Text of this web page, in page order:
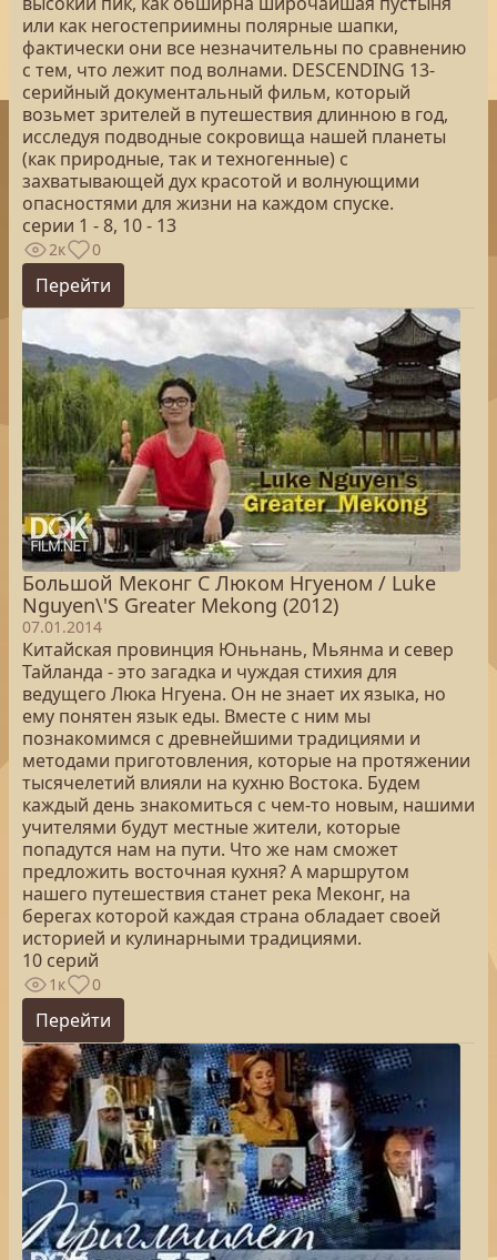
или как негостеприимны полярные шапки,
фактически они все незначительны по сравнению
с тем, что лежит под волнами. DESCENDING 13-
серийный документальный фильм, который
возьмет зрителей в путешествия длинною в год,
исследуя подводные сокровища нашей планеты
(как природные, так и техногенные) с
захватывающей дух красотой и волнующими
опасностями для жизни на каждом спуске.
серии 1 - 8, 10 - 13
2к 0
Перейти
Большой Меконг С Люком Нгуеном / Luke
Nguyen\'S Greater Mekong (2012)
07.01.2014
Китайская провинция Юньнань, Мьянма и север
Тайланда - это загадка и чуждая стихия для
ведущего Люка Нгуена. Он не знает их языка, но
ему понятен язык еды. Вместе с ним мы
познакомимся с древнейшими традициями и
методами приготовления, которые на протяжении
тысячелетий влияли на кухню Востока. Будем
каждый день знакомиться с чем-то новым, нашими
учителями будут местные жители, которые
попадутся нам на пути. Что же нам сможет
предложить восточная кухня? А маршрутом
нашего путешествия станет река Меконг, на
берегах которой каждая страна обладает своей
историей и кулинарными традициями.
10 серий
1к 0
Перейти